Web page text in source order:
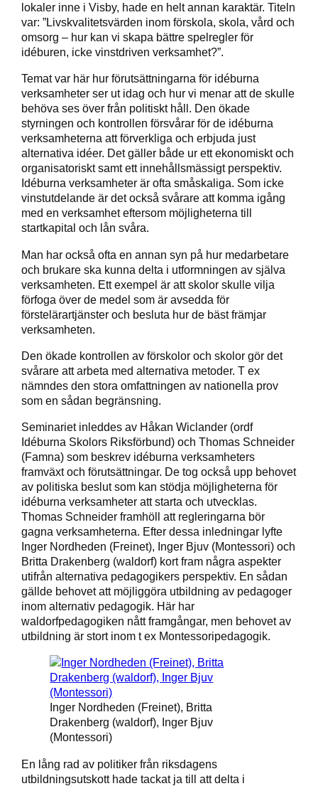
lokaler inne i Visby, hade en helt annan karaktär. Titeln
var: ”Livskvalitetsvärden inom förskola, skola, vård och
omsorg – hur kan vi skapa bättre spelregler för
idéburen, icke vinstdriven verksamhet?”.
Temat var här hur förutsättningarna för idéburna
verksamheter ser ut idag och hur vi menar att de skulle
behöva ses över från politiskt håll. Den ökade
styrningen och kontrollen försvårar för de idéburna
verksamheterna att förverkliga och erbjuda just
alternativa idéer. Det gäller både ur ett ekonomiskt och
organisatoriskt samt ett innehållsmässigt perspektiv.
Idéburna verksamheter är ofta småskaliga. Som icke
vinstutdelande är det också svårare att komma igång
med en verksamhet eftersom möjligheterna till
startkapital och lån svåra.
Man har också ofta en annan syn på hur medarbetare
och brukare ska kunna delta i utformningen av själva
verksamheten. Ett exempel är att skolor skulle vilja
förfoga över de medel som är avsedda för
förstelärartjänster och besluta hur de bäst främjar
verksamheten.
Den ökade kontrollen av förskolor och skolor gör det
svårare att arbeta med alternativa metoder. T ex
nämndes den stora omfattningen av nationella prov
som en sådan begränsning.
Seminariet inleddes av Håkan Wiclander (ordf
Idéburna Skolors Riksförbund) och Thomas Schneider
(Famna) som beskrev idéburna verksamheters
framväxt och förutsättningar. De tog också upp behovet
av politiska beslut som kan stödja möjligheterna för
idéburna verksamheter att starta och utvecklas.
Thomas Schneider framhöll att regleringarna bör
gagna verksamheterna. Efter dessa inledningar lyfte
Inger Nordheden (Freinet), Inger Bjuv (Montessori) och
Britta Drakenberg (waldorf) kort fram några aspekter
utifrån alternativa pedagogikers perspektiv. En sådan
gällde behovet att möjliggöra utbildning av pedagoger
inom alternativ pedagogik. Här har
waldorfpedagogiken nått framgångar, men behovet av
utbildning är stort inom t ex Montessoripedagogik.
Inger Nordheden (Freinet), Britta
Drakenberg (waldorf), Inger Bjuv
(Montessori)
En lång rad av politiker från riksdagens
utbildningsutskott hade tackat ja till att delta i